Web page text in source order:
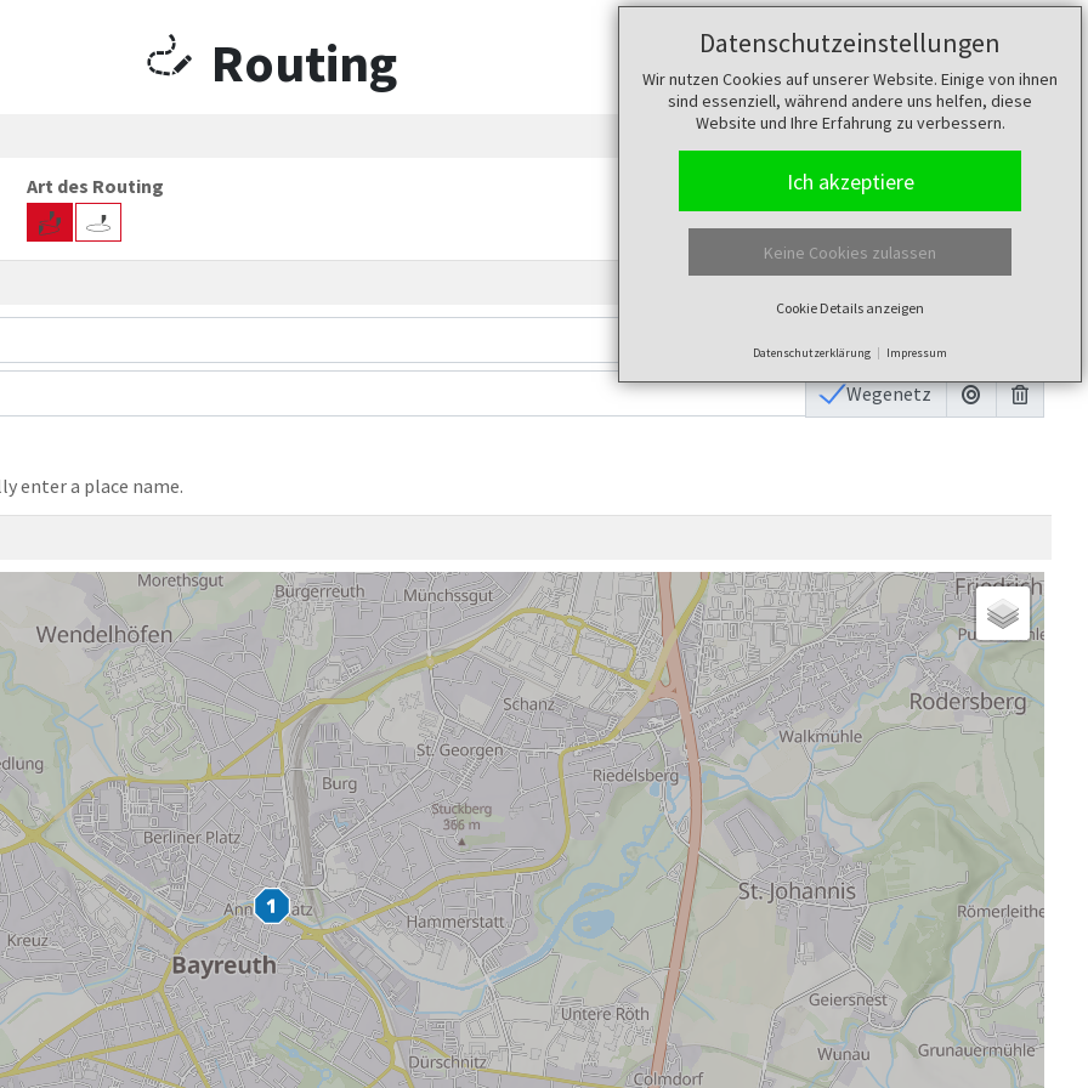
Datenschutzeinstellungen
Wir nutzen Cookies auf unserer Website. Einige von ihnen
sind essenziell, während andere uns helfen, diese
Website und Ihre Erfahrung zu verbessern.
Ich akzeptiere
Keine Cookies zulassen
Cookie Details anzeigen
Datenschutzerklärung Impressum
Routing
Art des Routing
Wegenetz
enter a place name.